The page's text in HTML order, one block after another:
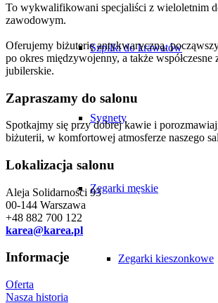
Szpilki do krawatów
Sygnety
Zegarki męskie
Zegarki kieszonkowe
To wykwalifikowani specjaliści z wieloletnim
zawodowym.
Oferujemy biżuterię antykwaryczną,
po okres międzywojenny, a także współczesne
jubilerskie.
Zapraszamy do salonu
Spotkajmy się przy dobrej kawie i
biżuterii, w komfortowej atmosferze naszego
Lokalizacja salonu
Aleja Solidarności 93
00-144 Warszawa
+48 882 700 122
karea@karea.pl
Informacje
Oferta
Nasza historia